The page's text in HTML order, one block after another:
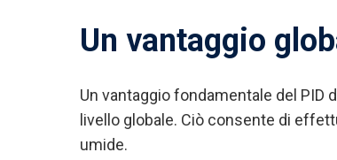
Un vantaggio
Un vantaggio fondamentale del PID
livello globale. Ciò consente di
umide.